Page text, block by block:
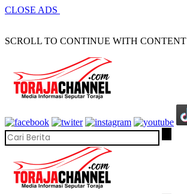
CLOSE ADS
SCROLL TO CONTINUE WITH CONTENT